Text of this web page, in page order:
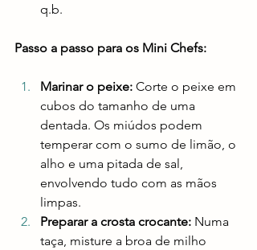
q.b.
Passo a passo para os Mini Chefs:
Marinar o peixe: Corte o peixe em
cubos do tamanho de uma
dentada. Os miúdos podem
temperar com o sumo de limão, o
alho e uma pitada de sal,
envolvendo tudo com as mãos
limpas.
Preparar a crosta crocante: Numa
taça, misture a broa de milho